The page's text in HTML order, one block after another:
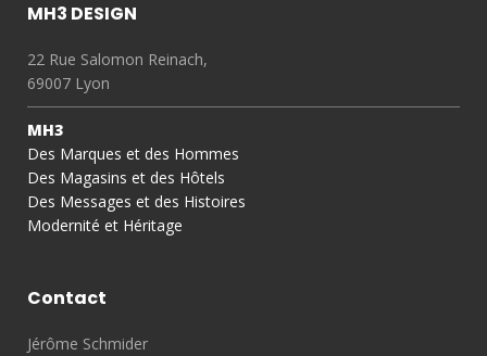
MH3 DESIGN
22 Rue Salomon Reinach,
69007 Lyon
MH3
Des Marques et des Hommes
Des Magasins et des Hôtels
Des Messages et des Histoires
Modernité et Héritage
Contact
Jérôme Schmider